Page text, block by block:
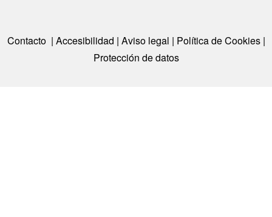
Contacto | Accesibilidad | Aviso legal | Política de Cookies |
Protección de datos